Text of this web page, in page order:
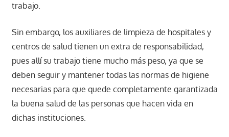
trabajo.
Sin embargo, los auxiliares de limpieza de hospitales y
centros de salud tienen un extra de responsabilidad,
pues allí su trabajo tiene mucho más peso, ya que se
deben seguir y mantener todas las normas de higiene
necesarias para que quede completamente garantizada
la buena salud de las personas que hacen vida en
dichas instituciones.